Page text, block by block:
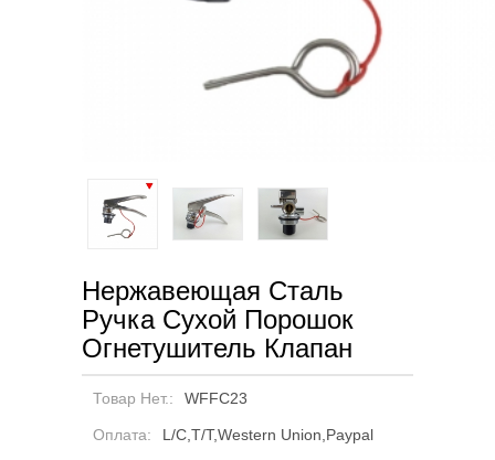
Нержавеющая Сталь
Ручка Сухой Порошок
Огнетушитель Клапан
Товар Нет.: WFFC23
Оплата: L/C,T/T,Western Union,Paypal